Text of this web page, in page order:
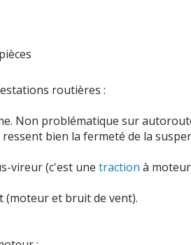
routières :
Non problématique sur
bien la fermeté de la
vireur (c'est une traction à
(moteur et bruit de vent).